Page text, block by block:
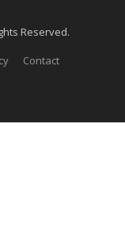
Reserved.
Contact